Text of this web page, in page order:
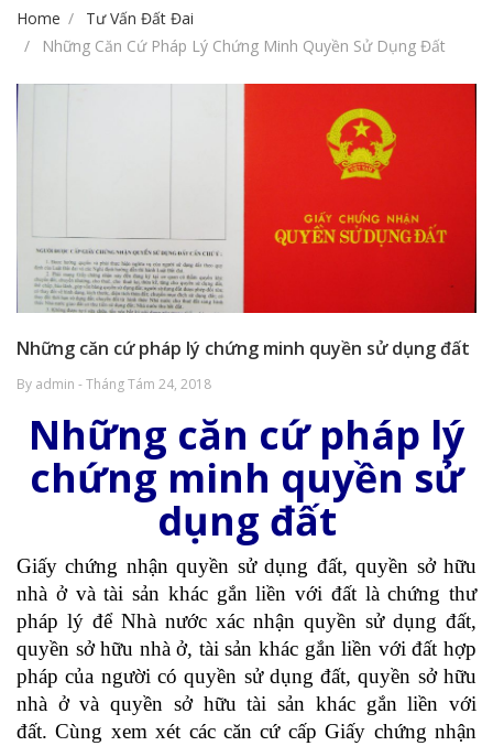
Home
Tư Vấn Đất Đai
Những Căn Cứ Pháp Lý Chứng Minh Quyền Sử Dụng Đất
Những căn cứ pháp lý chứng minh quyền sử dụng đất
By admin - Tháng Tám 24, 2018
Những căn cứ pháp lý
chứng minh quyền sử
dụng đất
Giấy chứng nhận quyền sử dụng đất, quyền sở hữu
nhà ở và tài sản khác gắn liền với đất là chứng thư
pháp lý để Nhà nước xác nhận quyền sử dụng đất,
quyền sở hữu nhà ở, tài sản khác gắn liền với đất hợp
pháp của người có quyền sử dụng đất, quyền sở hữu
nhà ở và quyền sở hữu tài sản khác gắn liền với
đất. Cùng xem xét các căn cứ cấp Giấy chứng nhận